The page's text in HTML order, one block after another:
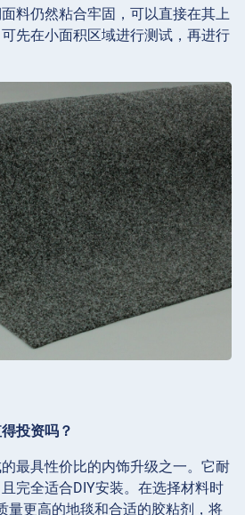
料仍然粘合牢固，可以直接在其上
先在小面积区域进行测试，再进行
投资吗？
最具性价比的内饰升级之一。它耐
完全适合DIY安装。在选择材料时
更高的地毯和合适的胶粘剂，将